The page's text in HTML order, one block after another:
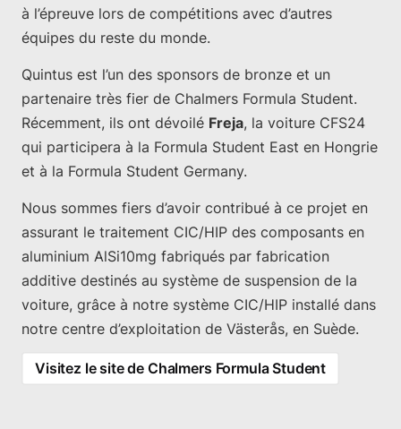
à l’épreuve lors de compétitions avec d’autres
équipes du reste du monde.
Quintus est l’un des sponsors de bronze et un
partenaire très fier de Chalmers Formula Student.
Récemment, ils ont dévoilé Freja, la voiture CFS24
qui participera à la Formula Student East en Hongrie
et à la Formula Student Germany.
Nous sommes fiers d’avoir contribué à ce projet en
assurant le traitement CIC/HIP des composants en
aluminium AlSi10mg fabriqués par fabrication
additive destinés au système de suspension de la
voiture, grâce à notre système CIC/HIP installé dans
notre centre d’exploitation de Västerås, en Suède.
Visitez le site de Chalmers Formula Student